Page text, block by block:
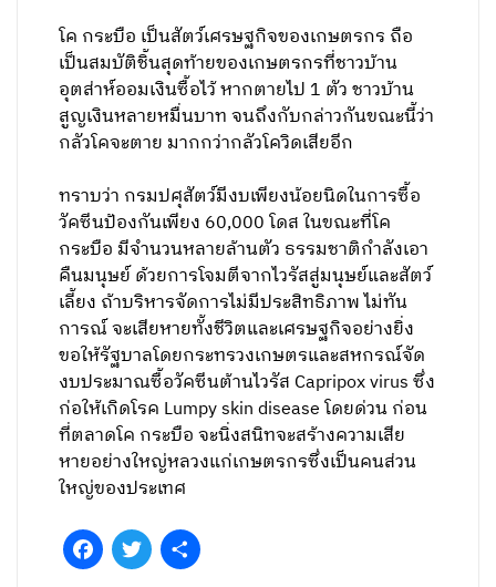
โค กระบือ เป็นสัตว์เศรษฐกิจของเกษตรกร ถือ
เป็นสมบัติชิ้นสุดท้ายของเกษตรกรที่ชาวบ้าน
อุตส่าห์ออมเงินซื้อไว้ หากตายไป 1 ตัว ชาวบ้าน
สูญเงินหลายหมื่นบาท จนถึงกับกล่าวกันขณะนี้ว่า
กลัวโคจะตาย มากกว่ากลัวโควิดเสียอีก
ทราบว่า กรมปศุสัตว์มีงบเพียงน้อยนิดในการซื้อ
วัคซีนป้องกันเพียง 60,000 โดส ในขณะที่โค
กระบือ มีจำนวนหลายล้านตัว ธรรมชาติกำลังเอา
คืนมนุษย์ ด้วยการโจมตีจากไวรัสสู่มนุษย์และสัตว์
เลี้ยง ถ้าบริหารจัดการไม่มีประสิทธิภาพ ไม่ทัน
การณ์ จะเสียหายทั้งชีวิตและเศรษฐกิจอย่างยิ่ง
ขอให้รัฐบาลโดยกระทรวงเกษตรและสหกรณ์จัด
งบประมาณซื้อวัคซีนต้านไวรัส Capripox virus ซึ่ง
ก่อให้เกิดโรค Lumpy skin disease โดยด่วน ก่อน
ที่ตลาดโค กระบือ จะนิ่งสนิทจะสร้างความเสีย
หายอย่างใหญ่หลวงแก่เกษตรกรซึ่งเป็นคนส่วน
ใหญ่ของประเทศ
FacebookTwitter